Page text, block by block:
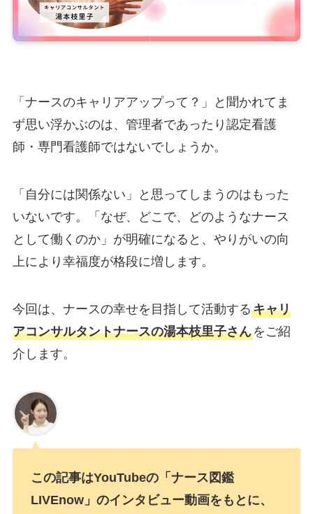
「ナースのキャリアアップって？」と聞かれてま
ず思い浮かぶのは、管理者であったり認定看護
師・専門看護師ではないでしょうか。
「自分には関係ない」と思ってしまうのはもった
いないです。「なぜ、どこで、どのようなナース
として働くのか」が明確になると、やりがいの向
上により幸福度が格段に増します。
今回は、ナースの幸せを目指して活動するキャリ
アコンサルタントナースの湯本枝里子さんをご紹
介します。
この記事はYouTubeの「ナース図鑑
LIVEnow」のインタビュー動画をもとに、